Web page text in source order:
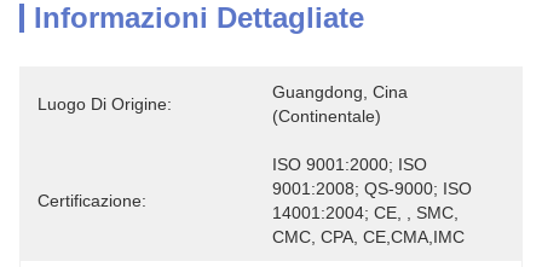
Informazioni Dettagliate
Luogo Di Origine:
Guangdong, Cina
(continentale)
Certificazione:
ISO 9001:2000; ISO
9001:2008; QS-9000; ISO
14001:2004; CE, , SMC,
CMC, CPA, CE,CMA,IMC